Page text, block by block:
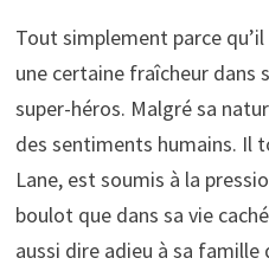
Tout simplement parce
une certaine fraîcheur dans
super-héros. Malgré sa
des sentiments humains. Il
Lane, est soumis à la
boulot que dans sa vie
aussi dire adieu à sa famille